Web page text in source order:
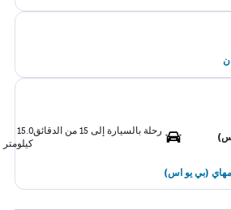
رحلة بالسيارة إلى 15 من الدقائق
15.0
كيلومتر
(بي يو اس)